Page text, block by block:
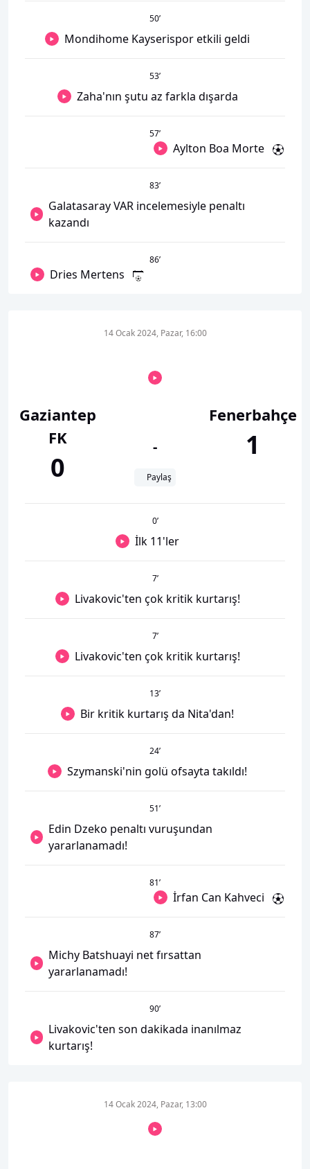
50’
Mondihome Kayserispor etkili geldi
53’
Zaha'nın şutu az farkla dışarda
57’
Aylton Boa Morte
83’
Galatasaray VAR incelemesiyle penaltı
kazandı
86’
Dries Mertens
Gaziantep
FK
0
14 Ocak 2024, Pazar, 16:00
-
Paylaş
Fenerbahçe
1
0’
İlk 11'ler
7’
Livakovic'ten çok kritik kurtarış!
7’
Livakovic'ten çok kritik kurtarış!
13’
Bir kritik kurtarış da Nita'dan!
24’
Szymanski'nin golü ofsayta takıldı!
51’
Edin Dzeko penaltı vuruşundan
yararlanamadı!
81’
İrfan Can Kahveci
87’
Michy Batshuayi net fırsattan
yararlanamadı!
90’
Livakovic'ten son dakikada inanılmaz
kurtarış!
14 Ocak 2024, Pazar, 13:00